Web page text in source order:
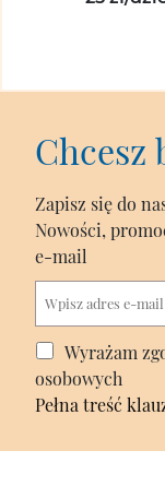
Chcesz
Zapisz się do
Nowości,
e-mail
Wyrażam
osobowych
Pełna treść